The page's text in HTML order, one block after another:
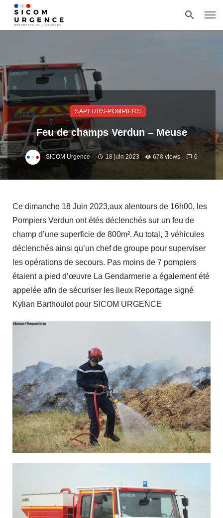
SAPEURS-POMPIERS
Feu de champs Verdun – Meuse
SICOM Urgence 18 juin 2023 678 views 0
Ce dimanche 18 Juin 2023,aux alentours de 16h00, les
Pompiers Verdun ont étés déclenchés sur un feu de
champ d’une superficie de 800m². Au total, 3 véhicules
déclenchés ainsi qu’un chef de groupe pour superviser
les opérations de secours. Pas moins de 7 pompiers
étaient a pied d’œuvre La Gendarmerie a également été
appelée afin de sécuriser les lieux Reportage signé
Kylian Barthoulot pour SICOM URGENCE